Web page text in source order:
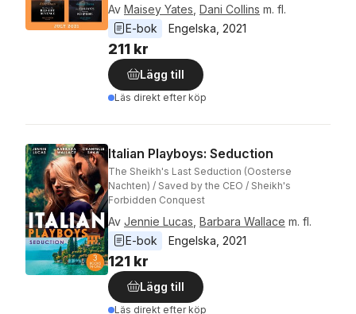
Av Maisey Yates Dani Collins m. fl.
E-bok
Engelska 2021
211 kr
Lägg till
Läs direkt efter köp
Italian Playboys: Seduction
The Sheikh's Last Seduction (Oosterse
Nachten) / Saved by the CEO / Sheikh's
Forbidden Conquest
Av Jennie Lucas Barbara Wallace m. fl.
E-bok
Engelska 2021
121 kr
Lägg till
Läs direkt efter köp